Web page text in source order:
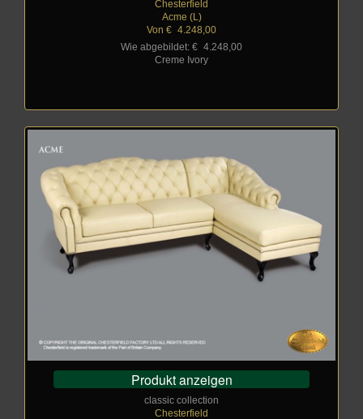
Chesterfield
Acme (L)
Von € 4.248,00
Wie abgebildet: € 4.248,00
Creme Ivory
Produkt anzeigen
classic collection
Chesterfield